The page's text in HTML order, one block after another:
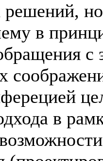
но
в
в